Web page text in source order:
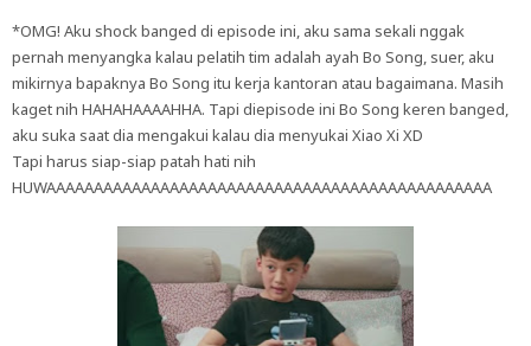
*OMG! Aku shock banged di episode ini, aku sama sekali nggak
pernah menyangka kalau pelatih tim adalah ayah Bo Song, suer, aku
mikirnya bapaknya Bo Song itu kerja kantoran atau bagaimana. Masih
kaget nih HAHAHAAAAHHA. Tapi diepisode ini Bo Song keren banged,
aku suka saat dia mengakui kalau dia menyukai Xiao Xi XD
Tapi harus siap-siap patah hati nih
HUWAAAAAAAAAAAAAAAAAAAAAAAAAAAAAAAAAAAAAAAAAAAAAAA